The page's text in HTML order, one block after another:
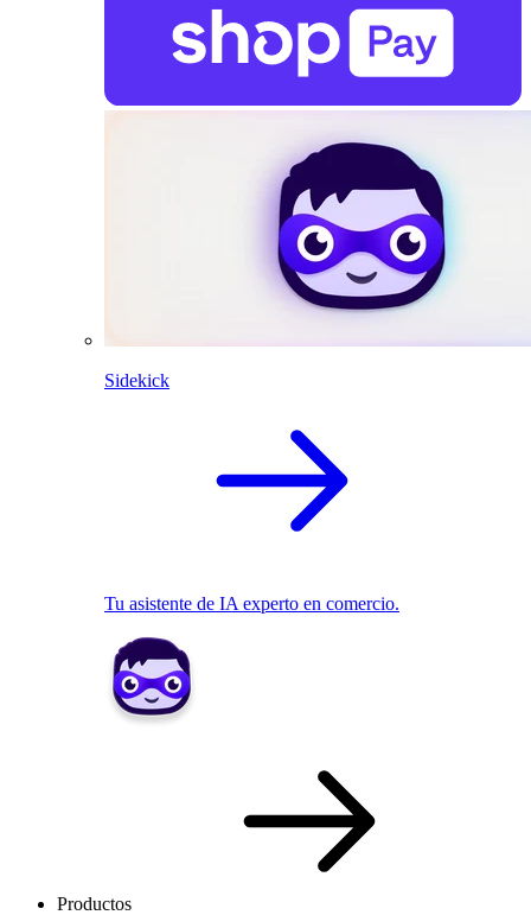
Sidekick
Tu asistente de IA experto en comercio.
Productos